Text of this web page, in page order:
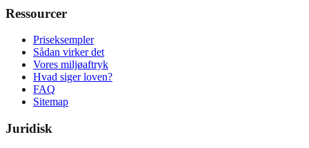
Ressourcer
Priseksempler
Sådan virker det
Vores miljøaftryk
Hvad siger loven?
FAQ
Sitemap
Juridisk